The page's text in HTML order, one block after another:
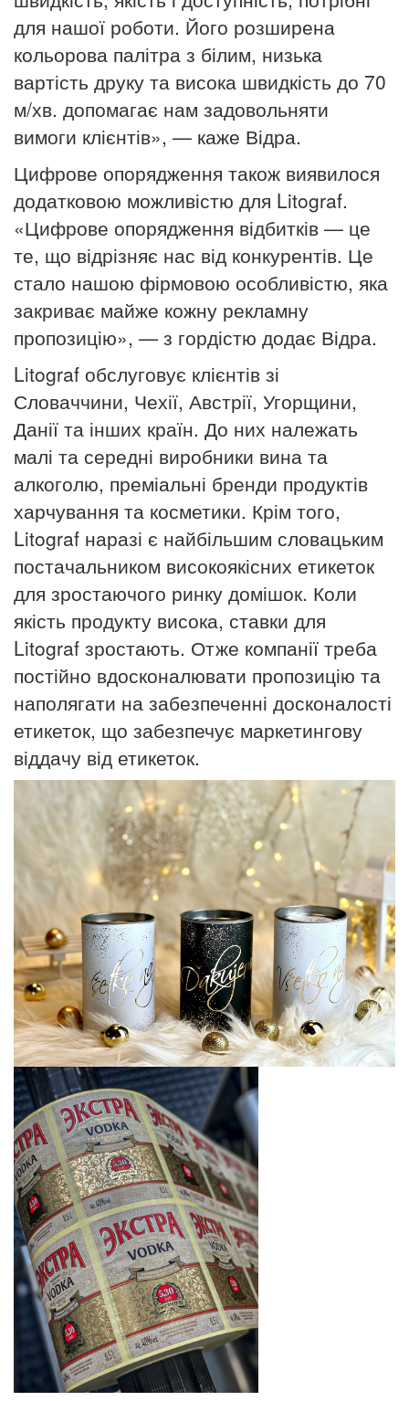
для нашої роботи. Його розширена
кольорова палітра з білим, низька
вартість друку та висока швидкість до 70
м/хв. допомагає нам задовольняти
вимоги клієнтів», — каже Відра.
Цифрове опорядження також виявилося
додатковою можливістю для Litograf.
«Цифрове опорядження відбитків — це
те, що відрізняє нас від конкурентів. Це
стало нашою фірмовою особливістю, яка
закриває майже кожну рекламну
пропозицію», — з гордістю додає Відра.
Litograf обслуговує клієнтів зі
Словаччини, Чехії, Австрії, Угорщини,
Данії та інших країн. До них належать
малі та середні виробники вина та
алкоголю, преміальні бренди продуктів
харчування та косметики. Крім того,
Litograf наразі є найбільшим словацьким
постачальником високоякісних етикеток
для зростаючого ринку домішок. Коли
якість продукту висока, ставки для
Litograf зростають. Отже компанії треба
постійно вдосконалювати пропозицію та
наполягати на забезпеченні досконалості
етикеток, що забезпечує маркетингову
віддачу від етикеток.